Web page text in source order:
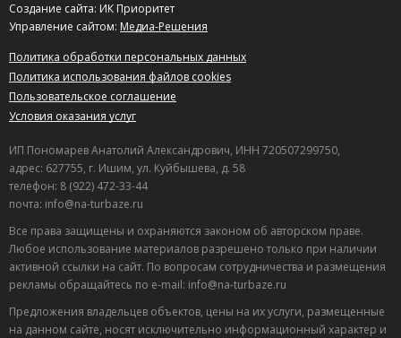
Создание сайта: ИК Приоритет
Управление сайтом: Медиа-Решения
Политика обработки персональных данных
Политика использования файлов cookies
Пользовательское соглашение
Условия оказания услуг
ИП Пономарев Анатолий Александрович, ИНН 720507299750,
адрес: 627755, г. Ишим, ул. Куйбышева, д. 58
телефон: 8 (922) 472-33-44
почта: info@na-turbaze.ru
Все права защищены и охраняются законом об авторском праве.
Любое использование материалов разрешено только при наличии
активной ссылки на сайт. По вопросам сотрудничества и размещения
рекламы обращайтесь по e-mail: info@na-turbaze.ru
Предложения владельцев объектов, цены на их услуги, размещенные
на данном сайте, носят исключительно информационный характер и